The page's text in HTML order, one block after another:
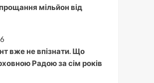
мільйон від
вже не впізнати. Що
Радою за сім років